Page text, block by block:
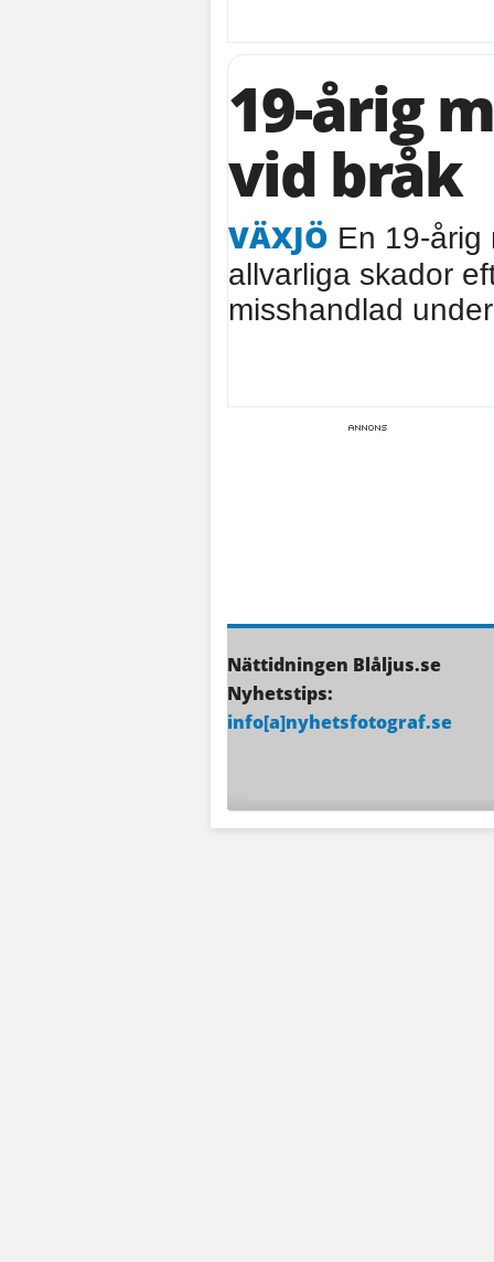
19-årig
vid bråk
VÄXJÖ En 19-årig
allvarliga skador
misshandlad
Nättidningen Blåljus.se
Nyhetstips:
info[a]nyhetsfotograf.se